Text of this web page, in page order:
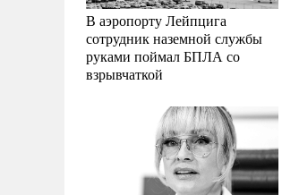
В аэропорту Лейпцига
сотрудник наземной службы
руками поймал БПЛА со
взрывчаткой